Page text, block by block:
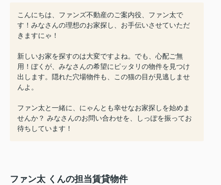
こんにちは、ファンズ不動産のご案内役、ファン太で
す！みなさんの理想のお家探し、お手伝いさせていただ
きますにゃ！
新しいお家を探すのは大変ですよね。でも、心配ご無
用！ぼくが、みなさんの希望にピッタリの物件を見つけ
出します。隠れた穴場物件も、この猫の目が見逃しませ
んよ。
ファン太と一緒に、にゃんとも幸せなお家探しを始めま
せんか？ みなさんのお問い合わせを、しっぽを振ってお
待ちしています！
ファン太 くんの担当賃貸物件